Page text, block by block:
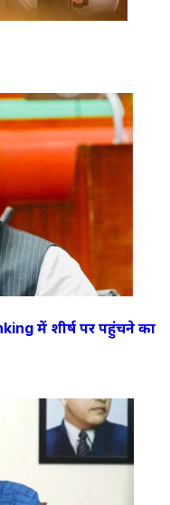
में शीर्ष पर पहुंचने का